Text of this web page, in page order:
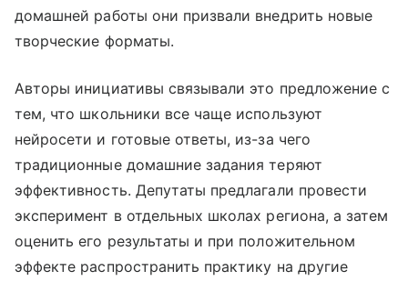
домашней работы они призвали внедрить новые
творческие форматы.
Авторы инициативы связывали это предложение с
тем, что школьники все чаще используют
нейросети и готовые ответы, из-за чего
традиционные домашние задания теряют
эффективность. Депутаты предлагали провести
эксперимент в отдельных школах региона, а затем
оценить его результаты и при положительном
эффекте распространить практику на другие